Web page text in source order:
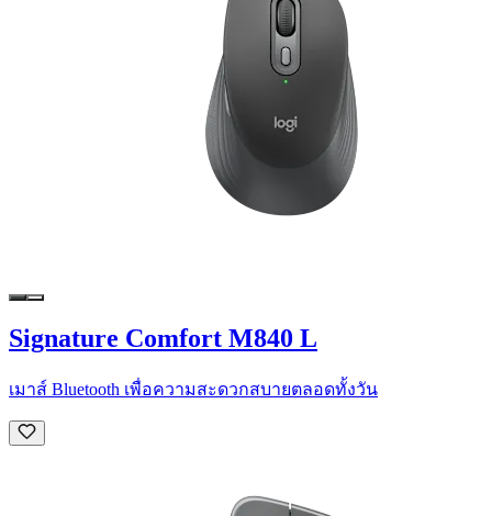
Signature Comfort M840 L
เมาส์ Bluetooth เพื่อความสะดวกสบายตลอดทั้งวัน